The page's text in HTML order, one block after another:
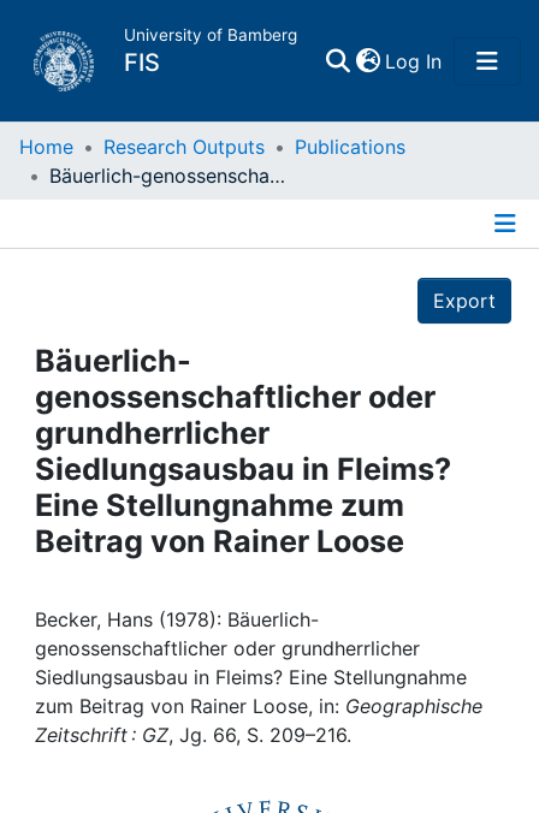
University of Bamberg
FIS Log In(current)
Home
Projects
People
Institutions
Awards
Help
Home Research Outputs
Publications
Bäuerlich-genossenschaftlicher oder grundherrlicher Siedlungsausbau in Fleims? Eine Stellungnahme zum Beitrag von Rainer Loose
Export
Bäuerlich-
genossenschaftlicher oder
grundherrlicher
Siedlungsausbau in Fleims?
Eine Stellungnahme zum
Beitrag von Rainer Loose
Becker, Hans (1978): Bäuerlich-
genossenschaftlicher oder grundherrlicher
Siedlungsausbau in Fleims? Eine Stellungnahme
zum Beitrag von Rainer Loose, in: Geographische
Zeitschrift : GZ, Jg. 66, S. 209–216.